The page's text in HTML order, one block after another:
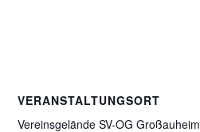
VERANSTALTUNGSORT
Vereinsgelände SV-OG Großauheim